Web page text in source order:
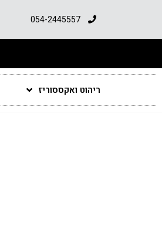
054-2445557
ריהוט ואקססוריז